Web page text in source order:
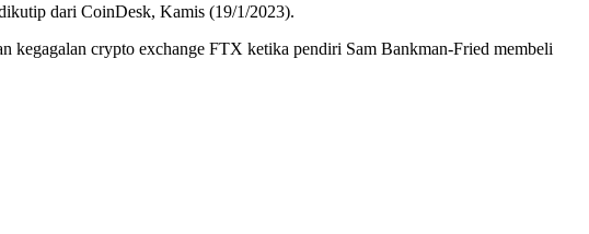
dari CoinDesk, Kamis (19/1/2023).
kegagalan crypto exchange FTX ketika pendiri Sam Bankman-Fried membeli